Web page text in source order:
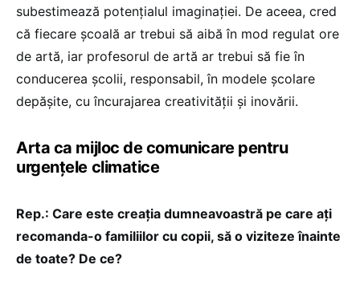
subestimează potențialul imaginației. De aceea, cred
că fiecare școală ar trebui să aibă în mod regulat ore
de artă, iar profesorul de artă ar trebui să fie în
conducerea școlii, responsabil, în modele școlare
depășite, cu încurajarea creativității și inovării.
Arta ca mijloc de comunicare pentru
urgențele climatice
Rep.: Care este creația dumneavoastră pe care ați
recomanda-o familiilor cu copii, să o viziteze înainte
de toate? De ce?